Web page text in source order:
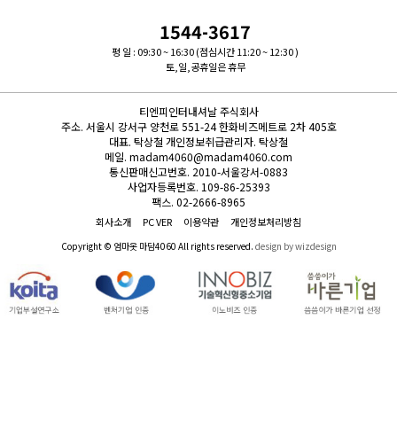
1544-3617
평 일 : 09:30 ~ 16:30 (점심시간 11:20 ~ 12:30 )
토,일,공휴일은 휴무
티엔피인터내셔날 주식회사
주소. 서울시 강서구 양천로 551-24 한화비즈메트로 2차 405호
대표. 탁상철 개인정보취급관리자. 탁상철
메일. madam4060@madam4060.com
통신판매신고번호. 2010-서울강서-0883
사업자등록번호. 109-86-25393
팩스. 02-2666-8965
회사소개 PC VER 이용약관 개인정보처리방침
Copyright © 엄마옷 마담4060 All rights reserved. design by wizdesign